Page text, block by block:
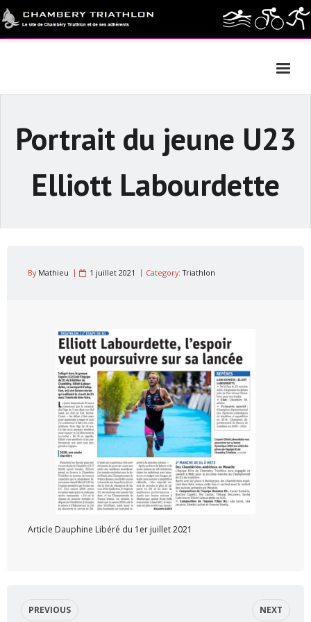
Skip
to
Portrait du jeune U23
Elliott Labourdette
By Mathieu 1 juillet 2021 Category:Triathlon
Article Dauphine Libéré du 1er juillet 2021
PREVIOUS NEXT